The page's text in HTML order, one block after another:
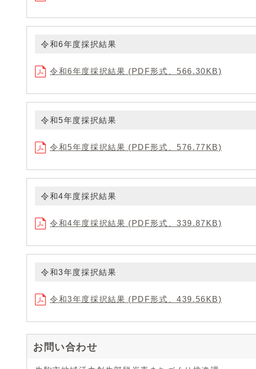
令和6年度採択結果
令和6年度採択結果 (PDF形式、566.30KB)
令和5年度採択結果
令和5年度採択結果 (PDF形式、576.77KB)
令和4年度採択結果
令和4年度採択結果 (PDF形式、339.87KB)
令和3年度採択結果
令和3年度採択結果 (PDF形式、439.56KB)
お問い合わせ